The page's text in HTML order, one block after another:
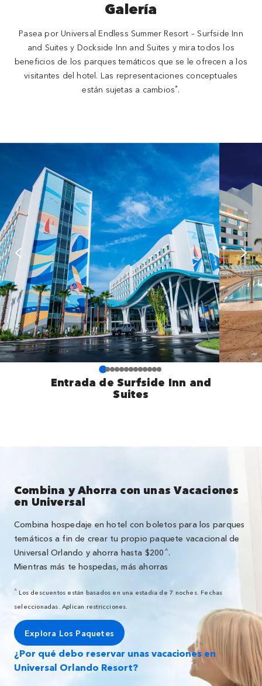
Galería
Pasea por Universal Endless Summer Resort – Surfside Inn
and Suites y Dockside Inn and Suites y mira todos los
beneficios de los parques temáticos que se le ofrecen a los
visitantes del hotel. Las representaciones conceptuales
están sujetas a cambios*.
Entrada de Surfside Inn and
Suites
Combina y Ahorra con unas Vacaciones
en Universal
Combina hospedaje en hotel con boletos para los parques
temáticos a fin de crear tu propio paquete vacacional de
Universal Orlando y ahorra hasta $200 ^.
Mientras más te hospedas, más ahorras
^ Los descuentos están basados en una estadía de 7 noches. Fechas
seleccionadas. Aplican restricciones.
Explora Los Paquetes
¿Por qué debo reservar unas vacaciones en
Universal Orlando Resort?